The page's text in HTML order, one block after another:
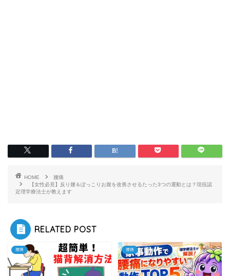
HOME
腰痛
【女性必見】反り腰＆ぽっこりお腹を改善させるたった3つの運動とは？現役認
定理学療法士が教えます
RELATED POST
腰痛 腰痛